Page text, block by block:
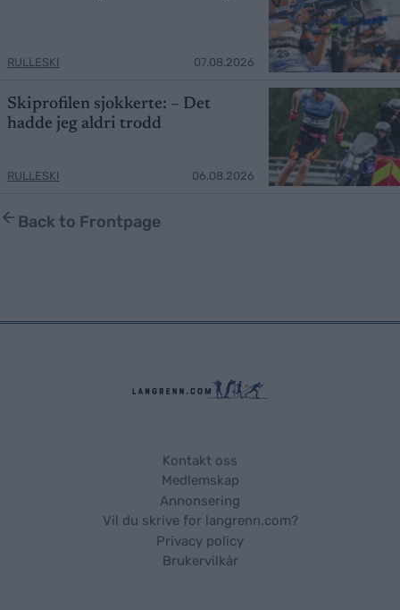
RULLESKI 07.08.2026
Skiprofilen sjokkerte: – Det
hadde jeg aldri trodd
RULLESKI 06.08.2026
Back to Frontpage
Kontakt oss
Medlemskap
Annonsering
Vil du skrive for langrenn.com?
Privacy policy
Brukervilkår